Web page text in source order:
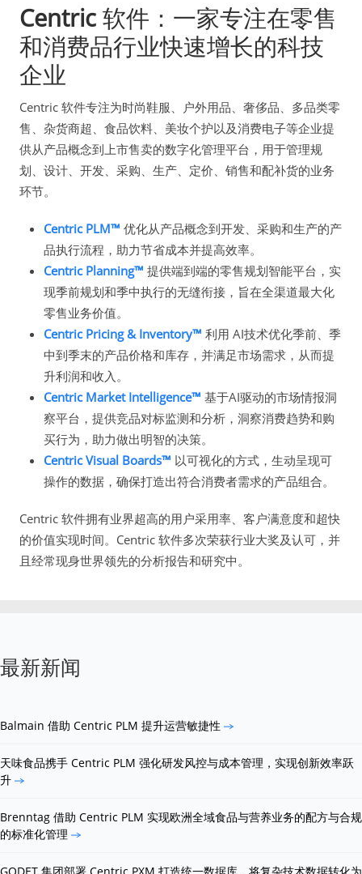
Centric 软件：一家专注在零售
和消费品行业快速增长的科技
企业
Centric 软件专注为时尚鞋服、户外用品、奢侈品、多品类零
售、杂货商超、食品饮料、美妆个护以及消费电子等企业提
供从产品概念到上市售卖的数字化管理平台，用于管理规
划、设计、开发、采购、生产、定价、销售和配补货的业务
环节。
Centric PLM™ 优化从产品概念到开发、采购和生产的产
品执行流程，助力节省成本并提高效率。
Centric Planning™ 提供端到端的零售规划智能平台，实
现季前规划和季中执行的无缝衔接，旨在全渠道最大化
零售业务价值。
Centric Pricing & Inventory™ 利用 AI技术优化季前、季
中到季末的产品价格和库存，并满足市场需求，从而提
升利润和收入。
Centric Market Intelligence™ 基于AI驱动的市场情报洞
察平台，提供竞品对标监测和分析，洞察消费趋势和购
买行为，助力做出明智的决策。
Centric Visual Boards™ 以可视化的方式，生动呈现可
操作的数据，确保打造出符合消费者需求的产品组合。
Centric 软件拥有业界超高的用户采用率、客户满意度和超快
的价值实现时间。Centric 软件多次荣获行业大奖及认可，并
且经常现身世界领先的分析报告和研究中。
最新新闻
Balmain 借助 Centric PLM 提升运营敏捷性
天味食品携手 Centric PLM 强化研发风控与成本管理，实现创新效率跃
升
Brenntag 借助 Centric PLM 实现欧洲全域食品与营养业务的配方与合规
的标准化管理
GODET 集团部署 Centric PXM 打造统一数据库，将复杂技术数据转化为